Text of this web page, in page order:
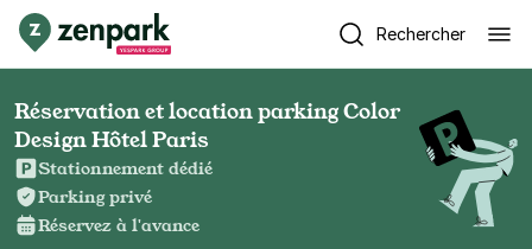
Rechercher
Réservation et location parking Color
Design Hôtel Paris
Stationnement dédié
Parking privé
Réservez à l'avance